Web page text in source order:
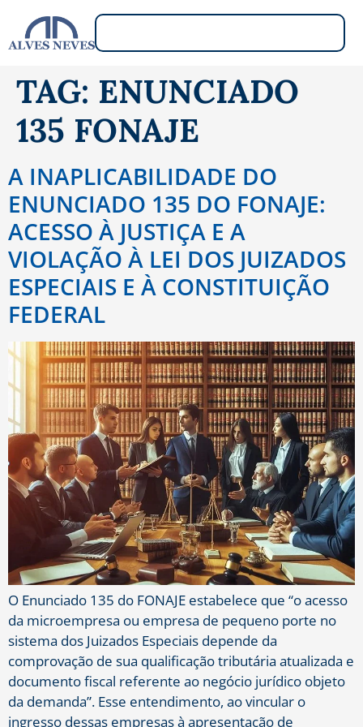
TAG: ENUNCIADO
135 FONAJE
A INAPLICABILIDADE DO
ENUNCIADO 135 DO FONAJE:
ACESSO À JUSTIÇA E A
VIOLAÇÃO À LEI DOS JUIZADOS
ESPECIAIS E À CONSTITUIÇÃO
FEDERAL
O Enunciado 135 do FONAJE estabelece que “o acesso
da microempresa ou empresa de pequeno porte no
sistema dos Juizados Especiais depende da
comprovação de sua qualificação tributária atualizada e
documento fiscal referente ao negócio jurídico objeto
da demanda”. Esse entendimento, ao vincular o
ingresso dessas empresas à apresentação de